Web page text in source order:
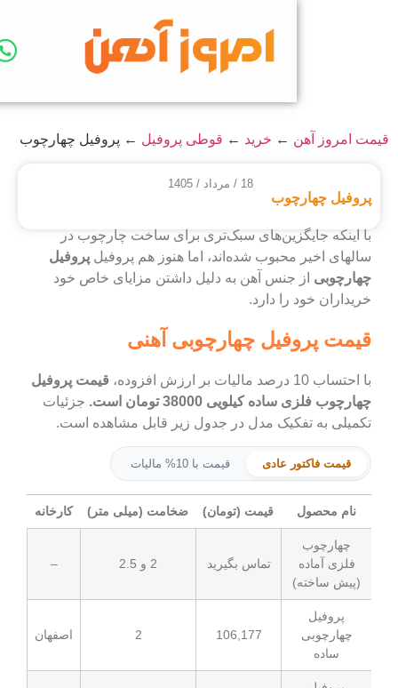
←خرید←قوطی پروفیل ←پروفیل چهارچوب
سبک‌تری برای ساخت چارچوب در
شده‌اند، اما هنوز هم پروفیلپروفیل
جنس آهن به دلیل داشتن مزایای خاص خود
دارد.
چهارچوبی آهنی
قیمت پروفیل
38000 تومان است.
جزئیات
مدل در جدول زیر قابل مشاهده است.
قیمت با 10% مالیات
قیمت (تومان) ضخامت (میلی متر) کارخانه
تماس بگیرید 2 و 2.5 –
106,177
2 اصفهان